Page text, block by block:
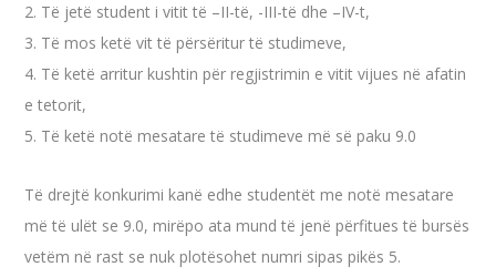
2. Të jetë student i vitit të –II-të, -III-të dhe –IV-t,
3. Të mos ketë vit të përsëritur të studimeve,
4. Të ketë arritur kushtin për regjistrimin e vitit vijues në afatin
e tetorit,
5. Të ketë notë mesatare të studimeve më së paku 9.0
Të drejtë konkurimi kanë edhe studentët me notë mesatare
më të ulët se 9.0, mirëpo ata mund të jenë përfitues të bursës
vetëm në rast se nuk plotësohet numri sipas pikës 5.